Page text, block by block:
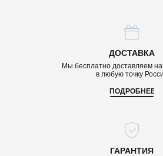
ДОСТАВКА
ГАРАНТИЯ
Мы бесплатно доставляем
в любую точку
ПОДРОБНЕЕ